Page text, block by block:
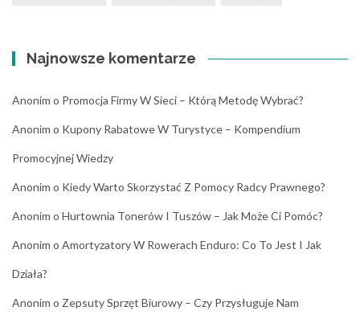
Najnowsze komentarze
Anonim o Promocja Firmy W Sieci – Którą Metodę Wybrać?
Anonim o Kupony Rabatowe W Turystyce – Kompendium
Promocyjnej Wiedzy
Anonim o Kiedy Warto Skorzystać Z Pomocy Radcy Prawnego?
Anonim o Hurtownia Tonerów I Tuszów – Jak Może Ci Pomóc?
Anonim o Amortyzatory W Rowerach Enduro: Co To Jest I Jak
Działa?
Anonim o Zepsuty Sprzęt Biurowy – Czy Przysługuje Nam